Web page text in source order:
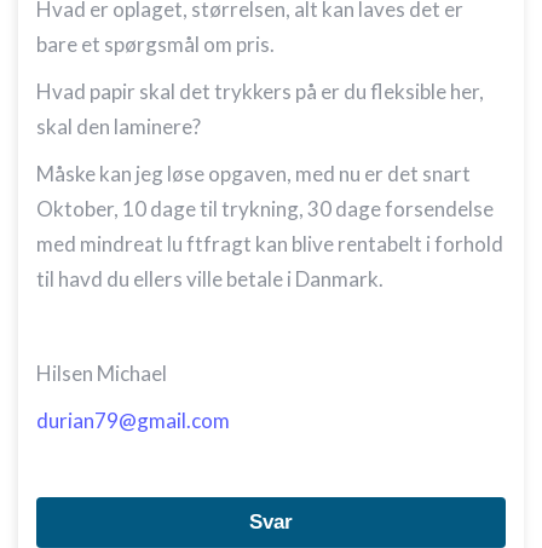
Hvad er oplaget, størrelsen, alt kan laves det er
bare et spørgsmål om pris.
Hvad papir skal det trykkers på er du fleksible her,
skal den laminere?
Måske kan jeg løse opgaven, med nu er det snart
Oktober, 10 dage til trykning, 30 dage forsendelse
med mindreat lu ftfragt kan blive rentabelt i forhold
til havd du ellers ville betale i Danmark.
Hilsen Michael
durian79@gmail.com
Svar
Ydeevne
Funktionel
Annoncering / marketing